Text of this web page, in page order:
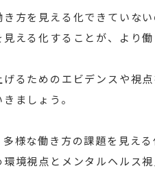
方を見える化できていない
える化することが、より
るためのエビデンスや視
ましょう。
様な働き方の課題を見え
環境視点とメンタルヘルス